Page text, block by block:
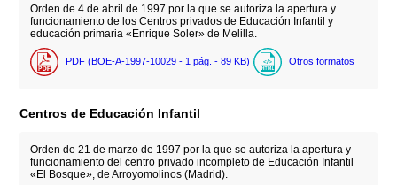
Orden de 4 de abril de 1997 por la que se autoriza la apertura y
funcionamiento de los Centros privados de Educación Infantil y
educación primaria «Enrique Soler» de Melilla.
PDF (BOE-A-1997-10029 - 1 pág. - 89 KB) Otros formatos
Centros de Educación Infantil
Orden de 21 de marzo de 1997 por la que se autoriza la apertura y
funcionamiento del centro privado incompleto de Educación Infantil
«El Bosque», de Arroyomolinos (Madrid).